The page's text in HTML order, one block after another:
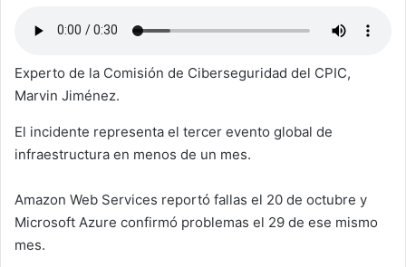
Experto de la Comisión de Ciberseguridad del CPIC,
Marvin Jiménez.
El incidente representa el tercer evento global de
infraestructura en menos de un mes.
Amazon Web Services reportó fallas el 20 de octubre y
Microsoft Azure confirmó problemas el 29 de ese mismo
mes.